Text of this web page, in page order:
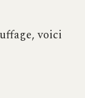
voici